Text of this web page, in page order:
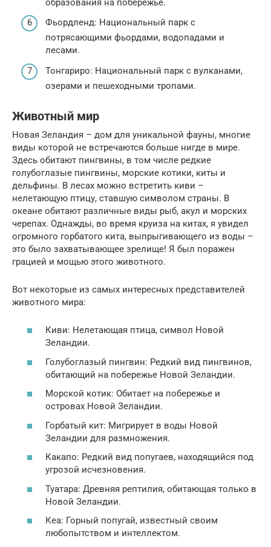
образования на побережье.
Фьордленд: Национальный парк с
потрясающими фьордами, водопадами и
лесами.
Тонгариро: Национальный парк с вулканами,
озерами и пешеходными тропами.
Животный мир
Новая Зеландия – дом для уникальной фауны, многие
виды которой не встречаются больше нигде в мире.
Здесь обитают пингвины, в том числе редкие
голубоглазые пингвины, морские котики, киты и
дельфины. В лесах можно встретить киви –
нелетающую птицу, ставшую символом страны. В
океане обитают различные виды рыб, акул и морских
черепах. Однажды, во время круиза на китах, я увидел
огромного горбатого кита, выпрыгивающего из воды –
это было захватывающее зрелище! Я был поражен
грацией и мощью этого животного.
Вот некоторые из самых интересных представителей
животного мира:
Киви: Нелетающая птица, символ Новой
Зеландии.
Голубоглазый пингвин: Редкий вид пингвинов,
обитающий на побережье Новой Зеландии.
Морской котик: Обитает на побережье и
островах Новой Зеландии.
Горбатый кит: Мигрирует в воды Новой
Зеландии для размножения.
Какапо: Редкий вид попугаев, находящийся под
угрозой исчезновения.
Туатара: Древняя рептилия, обитающая только в
Новой Зеландии.
Кеа: Горный попугай, известный своим
любопытством и интеллектом.